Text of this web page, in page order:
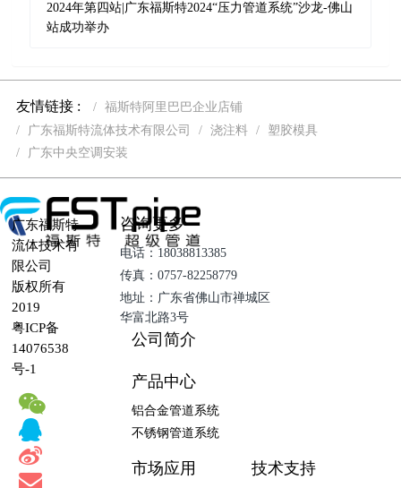
METALTECH&AUTOMEX工业展览会
Exhibition · Dubai）圆满落幕！
2024年第五站|广东福斯特2024“压力管道系统”沙龙-浙江
站成功举办
2024年第四站|广东福斯特2024“压力管道系统”沙龙-佛山
站成功举办
聚首·再出发|广东福斯特2023年项目中心第三季度总结
大会圆满召开！
友情链接 :
广东福斯特流体技术有限公司
浇注料
广东中央空调安装